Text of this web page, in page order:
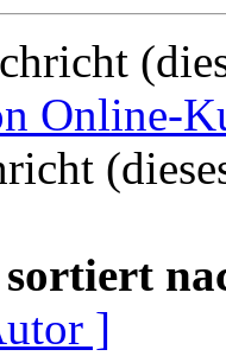
Online-
]